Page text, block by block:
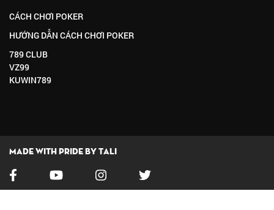
CÁCH CHƠI POKER
HƯỚNG DẪN CÁCH CHƠI POKER
789 CLUB
VZ99
KUWIN789
Made with pride by Tali